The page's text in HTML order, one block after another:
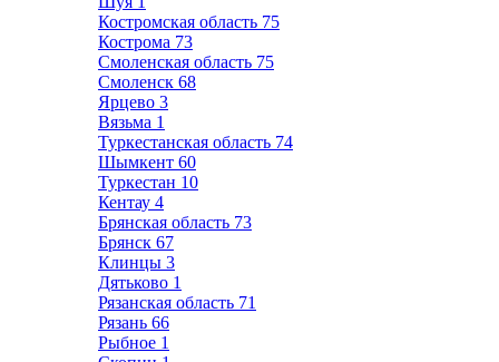
Костромская область 75
Кострома 73
Смоленская область 75
Смоленск 68
Ярцево 3
Вязьма 1
Туркестанская область 74
Шымкент 60
Туркестан 10
Кентау 4
Брянская область 73
Брянск 67
Клинцы 3
Дятьково 1
Рязанская область 71
Рязань 66
Рыбное 1